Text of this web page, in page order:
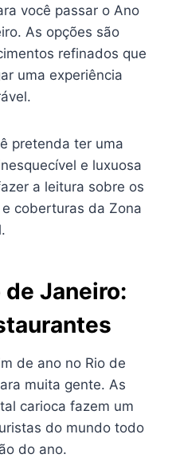
você passar o Ano
As opções são
refinados que
uma experiência
pretenda ter uma
e luxuosa
a leitura sobre os
coberturas da Zona
de Janeiro:
de ano no Rio de
muita gente. As
carioca fazem um
do mundo todo
do ano.